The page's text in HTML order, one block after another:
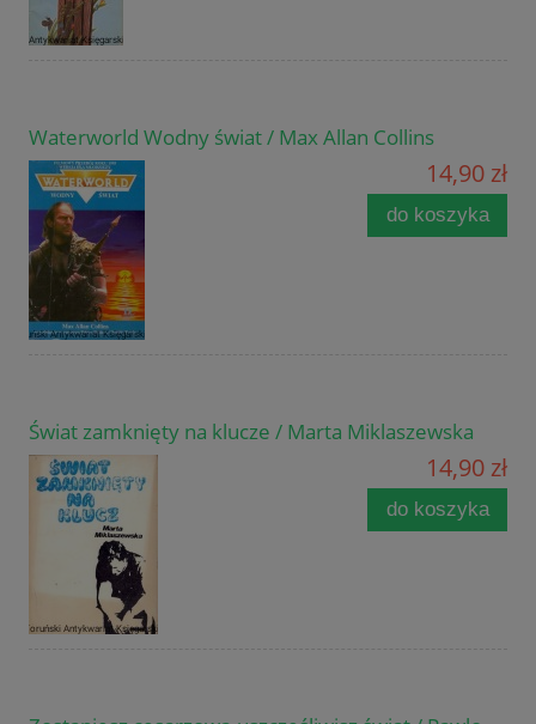
Waterworld Wodny świat / Max Allan Collins
14,90 zł
do koszyka
Świat zamknięty na klucze / Marta Miklaszewska
14,90 zł
do koszyka